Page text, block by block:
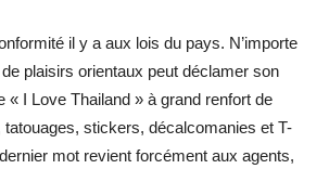
il y a aux lois du pays. N’importe
plaisirs orientaux peut déclamer son
« I Love Thailand » à grand renfort de
stickers, décalcomanies et T-
mot revient forcément aux agents,